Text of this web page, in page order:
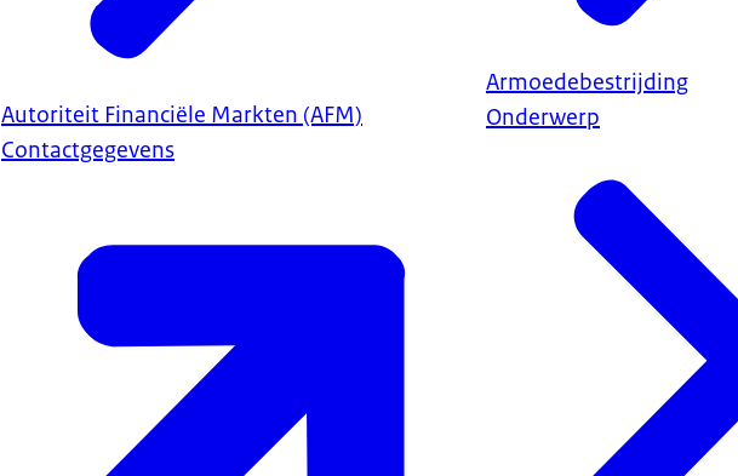
Autoriteit Financiële Markten (AFM)
Contactgegevens
Armoedebestrijding
Onderwerp